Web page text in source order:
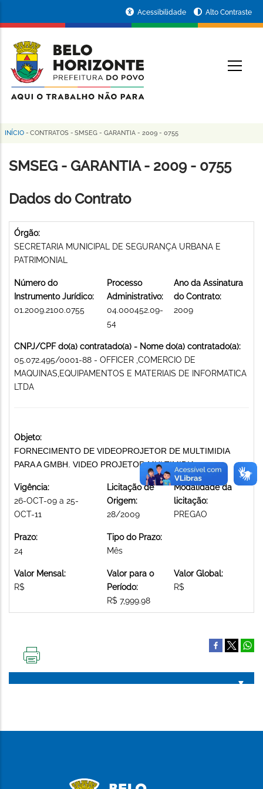
conteúdo
principal
da
Prefeitura
de
Horizonte
Acessibilidade Alto Contraste
Trilha
de
INÍCIO - CONTRATOS - SMSEG - GARANTIA - 2009 - 0755
SMSEG - GARANTIA - 2009 - 0755
Dados do Contrato
Órgão:
SECRETARIA MUNICIPAL DE SEGURANÇA URBANA E
PATRIMONIAL
Número do
Instrumento Jurídico:
01.2009.2100.0755
Processo
Administrativo:
04.000452.09-
54
Ano da Assinatura
do Contrato:
2009
CNPJ/CPF do(a) contratado(a) - Nome do(a) contratado(a):
05.072.495/0001-88 - OFFICER ,COMERCIO DE
MAQUINAS,EQUIPAMENTOS E MATERIAIS DE INFORMATICA
LTDA
Objeto:
FORNECIMENTO DE VIDEOPROJETOR DE MULTIMIDIA
PARA A GMBH. VIDEO PROJETOR MULTIMIDIA
Vigência:
26-OCT-09 a 25-
OCT-11
Licitação de
Origem:
28/2009
Modalidade da
licitação:
PREGAO
Prazo:
24
Tipo do Prazo:
Mês
Valor Mensal:
R$
Valor para o
Período:
R$ 7,999.98
Valor Global:
R$
PÁGINA